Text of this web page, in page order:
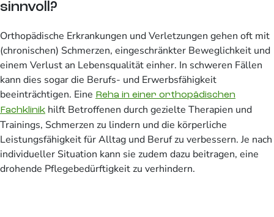
sinnvoll?
Orthopädische Erkrankungen und Verletzungen gehen oft mit
(chronischen) Schmerzen, eingeschränkter Beweglichkeit und
einem Verlust an Lebensqualität einher. In schweren Fällen
kann dies sogar die Berufs- und Erwerbsfähigkeit
beeinträchtigen. Eine Reha in einer orthopädischen
Fachklinik hilft Betroffenen durch gezielte Therapien und
Trainings, Schmerzen zu lindern und die körperliche
Leistungsfähigkeit für Alltag und Beruf zu verbessern. Je nach
individueller Situation kann sie zudem dazu beitragen, eine
drohende Pflegebedürftigkeit zu verhindern.